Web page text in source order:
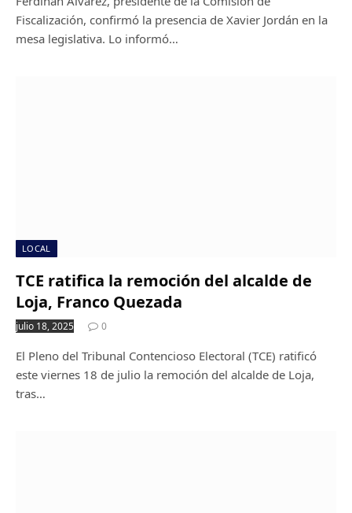
Fiscalización, confirmó la presencia de Xavier Jordán en la
mesa legislativa. Lo informó…
LOCAL
TCE ratifica la remoción del alcalde de
Loja, Franco Quezada
julio 18, 2025 0
El Pleno del Tribunal Contencioso Electoral (TCE) ratificó
este viernes 18 de julio la remoción del alcalde de Loja,
tras…